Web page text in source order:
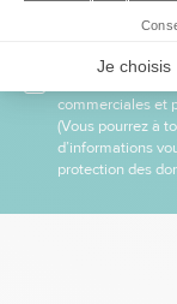
commerciales et
(Vous pourrez à
d’informations
protection des